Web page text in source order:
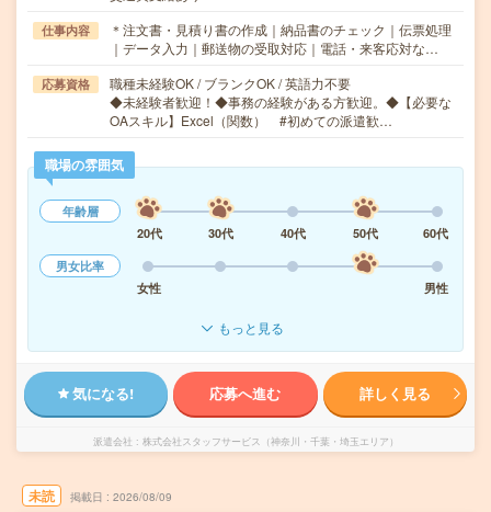
仕事内容
＊注文書・見積り書の作成｜納品書のチェック｜伝票処理
｜データ入力｜郵送物の受取対応｜電話・来客応対な…
応募資格
職種未経験OK / ブランクOK / 英語力不要
◆未経験者歓迎！◆事務の経験がある方歓迎。◆【必要な
OAスキル】Excel（関数） #初めての派遣歓…
職場の雰囲気
年齢層
20代
30代 40代 50代
60代
男女比率
女性
男性
もっと見る
気になる! 応募へ進む 詳しく見る
派遣会社 株式会社スタッフサービス（神奈川・千葉・埼玉エリア）
未読 掲載日 2026/08/09